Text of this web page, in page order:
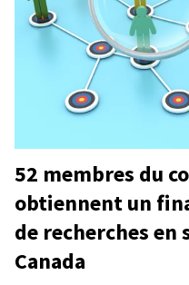
52 membres du
obtiennent un
de recherches en
Canada